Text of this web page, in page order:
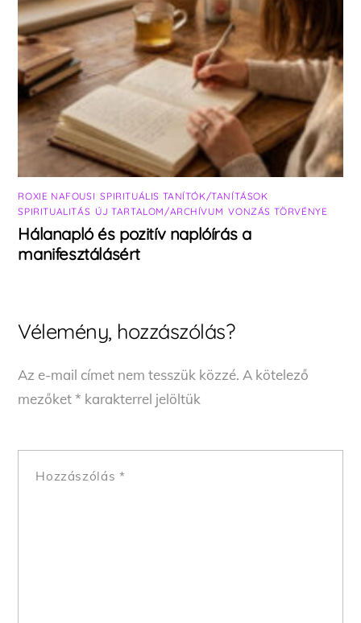
ROXIE NAFOUSI ,SPIRITUÁLIS TANÍTÓK/TANÍTÁSOK
SPIRITUALITÁS ÚJ TARTALOM/ARCHÍVUM ,VONZÁS TÖRVÉNYE
Hálanapló és pozitív naplóírás a
manifesztálásért
Vélemény, hozzászólás?
Az e-mail címet nem tesszük közzé. A kötelező
mezőket* karakterrel jelöltük
Hozzászólás *